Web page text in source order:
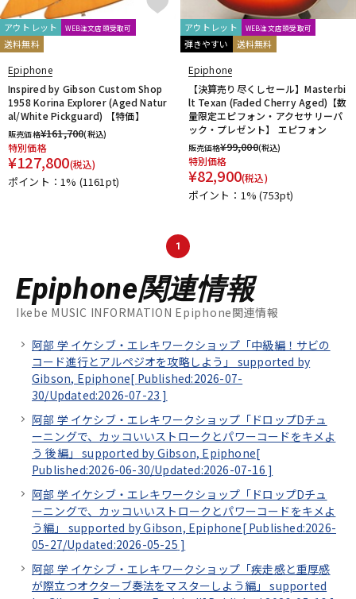
アウトレット WEB注文店頭受取可
送料無料
Epiphone
Inspired by Gibson Custom Shop
1958 Korina Explorer (Aged Natur
al/White Pickguard) 【特価】
販売価格¥161,700(税込)
特別価格
¥127,800(税込)
ポイント：1% (1161pt)
アウトレット WEB注文店頭受取可
弾きやすい 送料無料
Epiphone
【決算売り尽くしセール】Masterbi
lt Texan (Faded Cherry Aged)【数
量限定エピフォン・アクセサリーパ
ック・プレゼント】 エピフォン
販売価格¥99,000(税込)
特別価格
¥82,900(税込)
ポイント：1%(753pt)
1
Epiphone関連情報
Ikebe MUSIC INFORMATION Epiphone関連情報
阿部 学 イケシブ・エレキワークショップ「中級編！サビの
コード進行とアルペジオを攻略しよう」 supported by
Gibson, Epiphone[ Published:2026-07-
30/Updated:2026-07-23 ]
阿部 学 イケシブ・エレキワークショップ「ドロップDチュ
ーニングで、カッコいいストロークとパワーコードをキメよ
う 後編」 supported by Gibson, Epiphone[
Published:2026-06-30/Updated:2026-07-16 ]
阿部 学 イケシブ・エレキワークショップ「ドロップDチュ
ーニングで、カッコいいストロークとパワーコードをキメよ
う編」 supported by Gibson, Epiphone[ Published:2026-
05-27/Updated:2026-05-25 ]
阿部 学 イケシブ・エレキワークショップ「疾走感と重厚感
が際立つオクターブ奏法をマスターしよう編」 supported